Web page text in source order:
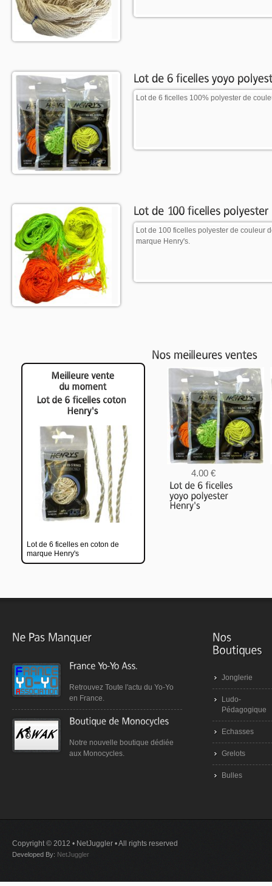
Lot de 6 ficelles 100% polyester de
Lot de 100 ficelles polyester de couleur
marque Henry's.
Lot de 6 ficelles en coton de
marque Henry's
4.00 €
Retrouvez Toute l'actu du Yo-Yo
en France.
Notre nouvelle boutique dédiée
aux Monocycles.
Jonglerie
Ludo-
Pédagogique
Echasses
Grelots
Bulles
Copyright © 2012 • NetJuggler • All rights reserved
Developed By: NetJuggler